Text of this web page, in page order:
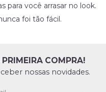
para você arrasar no look.
foi tão fácil.
COMPRA!
nossas novidades.